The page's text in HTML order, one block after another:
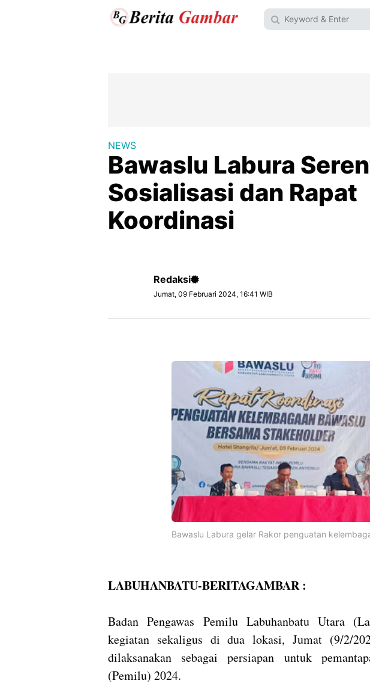
NEWS
Bawaslu Labura
Sosialisasi dan Rapat
Koordinasi
Redaksi
Jumat, 09 Februari 2024, 16:41 WIB
Bawaslu Labura gelar Rakor penguatan
LABUHANBATU-BERITAGAMBAR :
Badan Pengawas Pemilu Labuhanbatu Utara
kegiatan sekaligus di dua lokasi, Jumat (9/2/
dilaksanakan sebagai persiapan untuk
(Pemilu) 2024.